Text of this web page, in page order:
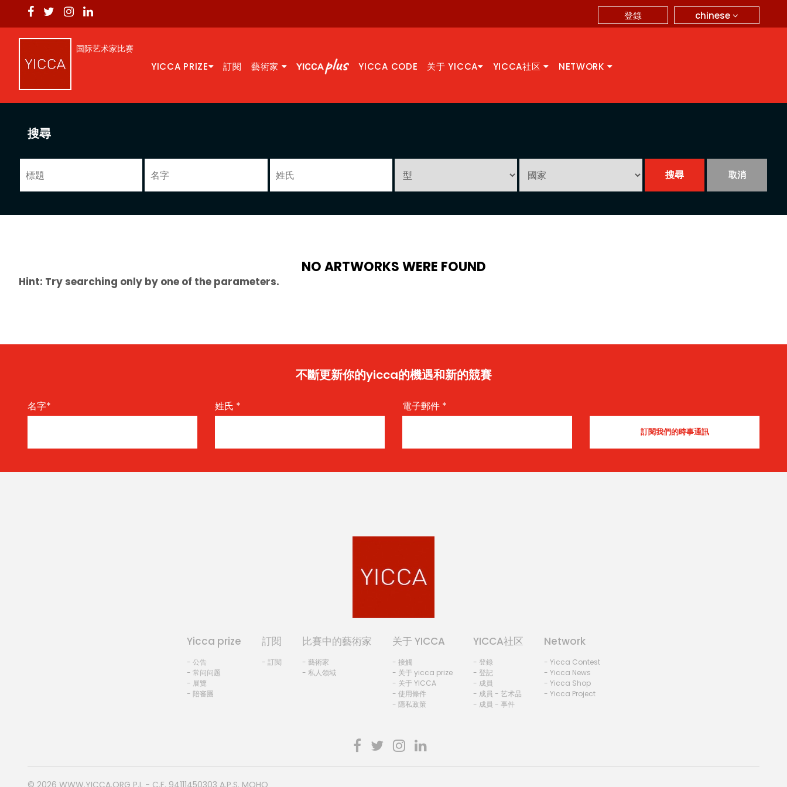
chinese
登錄
国际艺术家比赛
YICCA PRIZE 訂閱 藝術家 YICCA CODE 关于 YICCA YICCA社区 NETWORK
搜尋
取消
NO ARTWORKS WERE FOUND
Hint: Try searching only by one of the parameters.
不斷更新你的yicca的機遇和新的競賽
名字* 姓氏 * 電子郵件 *
Yicca prize
- 公告
- 常问问题
- 展覽
- 陪審團
訂閱
- 訂閱
比賽中的藝術家
- 藝術家
- 私人领域
关于 YICCA
- 接觸
- 关于 yicca prize
- 关于 YICCA
- 使用條件
- 隱私政策
YICCA社区
- 登錄
- 登記
- 成員
- 成員 - 艺术品
- 成員 - 事件
Network
- Yicca Contest
- Yicca News
- Yicca Shop
- Yicca Project